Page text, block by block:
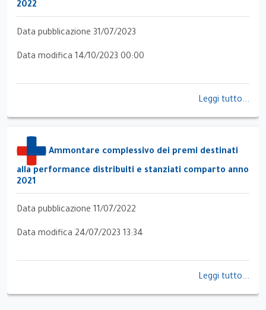
2022
Data pubblicazione 31/07/2023
Data modifica 14/10/2023 00:00
Leggi tutto...
Ammontare complessivo dei premi destinati
alla performance distribuiti e stanziati comparto anno
2021
Data pubblicazione 11/07/2022
Data modifica 24/07/2023 13:34
Leggi tutto...